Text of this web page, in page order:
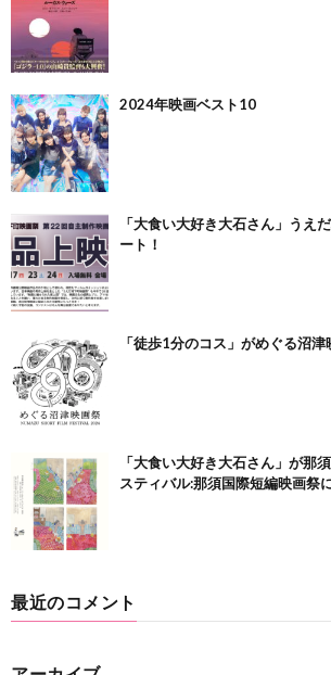
2024年映画ベスト10
「大食い大好き大石さん」うえ
ート！
「徒歩1分のコス」がめぐる沼津
「大食い大好き大石さん」が那
スティバル:那須国際短編映画祭
最近のコメント